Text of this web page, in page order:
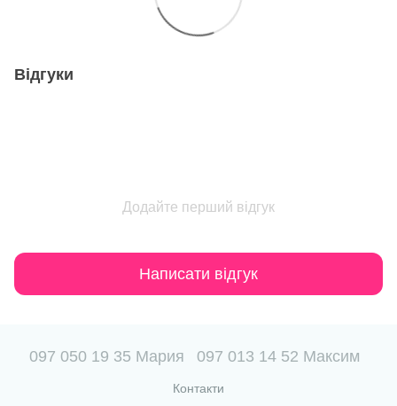
Відгуки
Додайте перший відгук
Написати відгук
097 050 19 35 Мария 097 013 14 52 Максим
Контакти